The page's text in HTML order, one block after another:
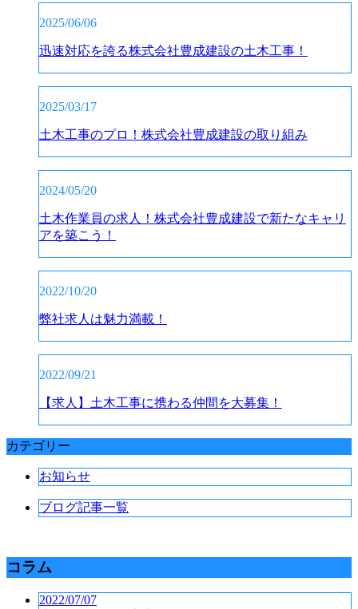
2025/06/06
迅速対応を誇る株式会社豊成建設の土木工事！
2025/03/17
土木工事のプロ！株式会社豊成建設の取り組み
2024/05/20
土木作業員の求人！株式会社豊成建設で新たなキャリ
アを築こう！
2022/10/20
弊社求人は魅力満載！
2022/09/21
【求人】土木工事に携わる仲間を大募集！
カテゴリー
お知らせ
ブログ記事一覧
コラム
2022/07/07